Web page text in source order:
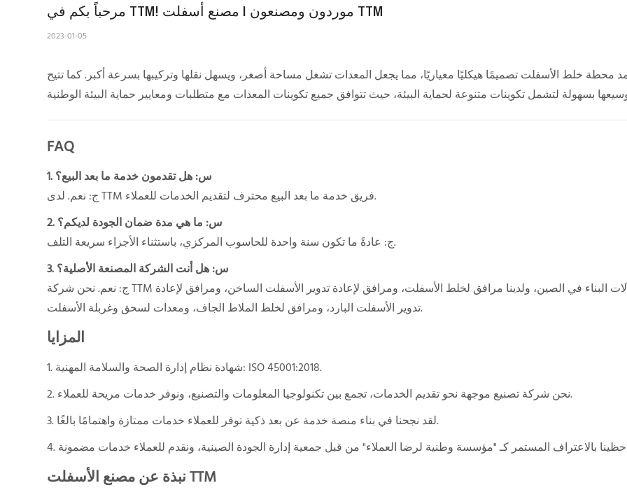
مرحباً بكم في TTM! موردون ومصنعون | مصنع أسفلت TTM
2023-01-05
محطة خلط الأسفلت تصميمًا هيكليًا معياريًا، مما يجعل المعدات تشغل مساحة أصغر، ويسهل نقلها وتركيبها بسرعة أكبر. كما تتيح
FAQ
1. س: هل تقدمون خدمة ما بعد البيع؟
ج: نعم. لدى TTM فريق خدمة ما بعد البيع محترف لتقديم الخدمات للعملاء.
2. س: ما هي مدة ضمان الجودة لديكم؟
ج: عادةً ما تكون سنة واحدة للحاسوب المركزي، باستثناء الأجزاء سريعة التلف.
3. س: هل أنت الشركة المصنعة الأصلية؟
ج: نعم. نحن شركة TTM مصنع لآلات البناء في الصين، ولدينا مرافق لخلط الأسفلت، ومرافق لإعادة تدوير الأسفلت الساخن، ومرافق لإعادة
تدوير الأسفلت البارد، ومرافق لخلط الملاط الجاف، ومعدات لسحق وغربلة الأسفلت.
المزايا
1. شهادة نظام إدارة الصحة والسلامة المهنية: ISO 45001:2018.
2. نحن شركة تصنيع موجهة نحو تقديم الخدمات، تجمع بين تكنولوجيا المعلومات والتصنيع، ونوفر خدمات مريحة للعملاء.
3. لقد نجحنا في بناء منصة خدمة عن بعد ذكية توفر للعملاء خدمات ممتازة واهتمامًا بالغًا.
نبذة عن مصنع الأسفلت TTM